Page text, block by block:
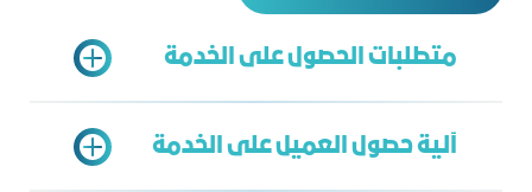
متطلبات الحصول على الخدمة
آلية حصول العميل على الخدمة